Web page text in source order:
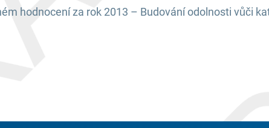
hodnocení za rok 2013 – Budování odolnosti vůči